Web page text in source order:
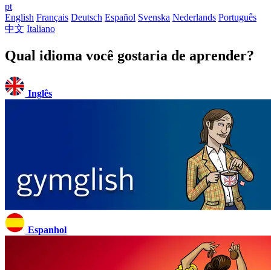
pt
English Français Deutsch Español Svenska Nederlands Português
中文 Italiano
Qual idioma você gostaria de aprender?
Inglês
Espanhol